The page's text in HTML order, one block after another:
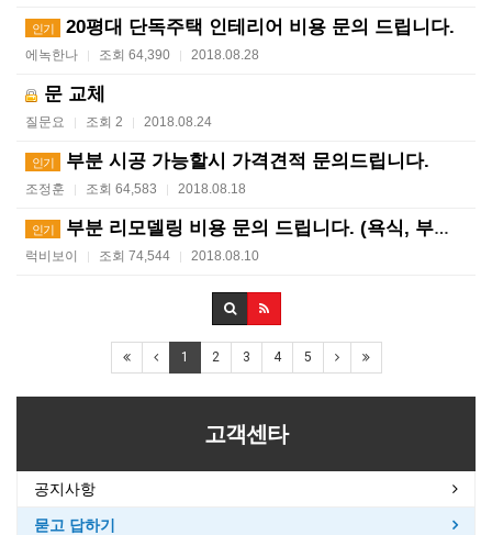
인기 20평대 단독주택 인테리어 비용 문의 드립니다.
에녹한나 | 조회 64,390 | 2018.08.28
문 교체
질문요 | 조회 2 | 2018.08.24
인기 부분 시공 가능할시 가격견적 문의드립니다.
조정훈 | 조회 64,583 | 2018.08.18
인기 부분 리모델링 비용 문의 드립니다. (욕식, 부엌, 방…
럭비보이 | 조회 74,544 | 2018.08.10
1 2 3 4 5
고객센타
공지사항
묻고 답하기